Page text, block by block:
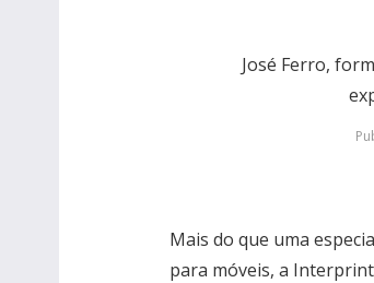
José Ferro,
Mais do que uma
para móveis, a